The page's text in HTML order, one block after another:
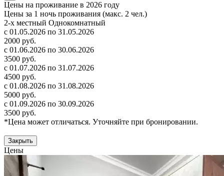
Цены на проживание в 2026 году
Цены за 1 ночь проживания (макс. 2 чел.)
2-х местный Однокомнатный
с 01.05.2026 по 31.05.2026
2000 руб.
с 01.06.2026 по 30.06.2026
3500 руб.
с 01.07.2026 по 31.07.2026
4500 руб.
с 01.08.2026 по 31.08.2026
5000 руб.
с 01.09.2026 по 30.09.2026
3500 руб.
*Цена может отличаться. Уточняйте при бронировании.
Закрыть
Цены